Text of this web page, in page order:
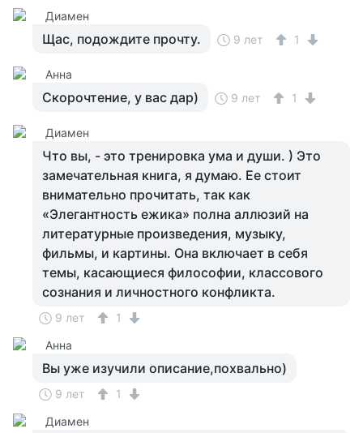
Диамен
Щас, подождите прочту. 9 лет 1
Анна
Скорочтение, у вас дар) 9 лет 1
Диамен
Что вы, - это тренировка ума и души. ) Это
замечательная книга, я думаю. Ее стоит
внимательно прочитать, так как
«Элегантность ежика» полна аллюзий на
литературные произведения, музыку,
фильмы, и картины. Она включает в себя
темы, касающиеся философии, классового
сознания и личностного конфликта.
9 лет
1
Анна
Вы уже изучили описание,похвально)
9 лет
1
Диамен